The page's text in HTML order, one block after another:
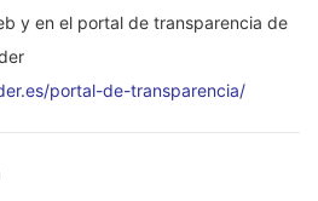
y en el portal de transparencia de
portal-de-transparencia/